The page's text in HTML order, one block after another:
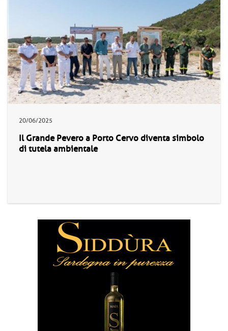
20/06/2025
Il Grande Pevero a Porto Cervo diventa simbolo
di tutela ambientale